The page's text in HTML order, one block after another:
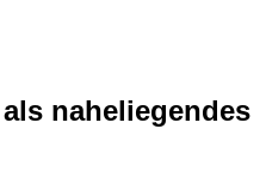
naheliegendes